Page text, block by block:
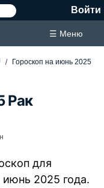
Войти
☰ Меню
Гороскоп на июнь 2025
Рак
для
2025 года.